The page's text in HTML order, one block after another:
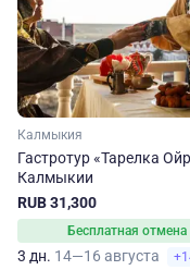
Калмыкия
Гастротур «Тарелка
Калмыкии
RUB 31,300
Бесплатная отмена
3 дн. 14—16 августа